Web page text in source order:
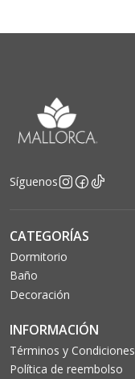
Síguenos
CATEGORÍAS
Dormitorio
Baño
Decoración
INFORMACIÓN
Términos y Condiciones
Política de reembolso